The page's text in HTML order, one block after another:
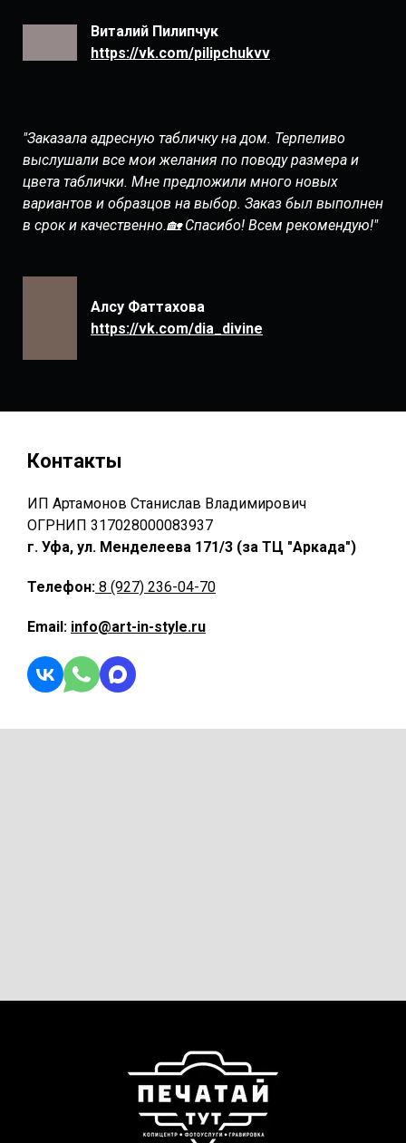
Виталий Пилипчук
https://vk.com/pilipchukvv
"Заказала адресную табличку на дом. Терпеливо
выслушали все мои желания по поводу размера и
цвета таблички. Мне предложили много новых
вариантов и образцов на выбор. Заказ был выполнен
в срок и качественно.🏡 Спасибо! Всем рекомендую!"
Алсу Фаттахова
https://vk.com/dia_divine
Контакты
ИП Артамонов Станислав Владимирович
ОГРНИП 317028000083937
г. Уфа, ул. Менделеева 171/3 (за ТЦ "Аркада")
Телефон: 8 (927) 236-04-70
Email: info@art-in-style.ru